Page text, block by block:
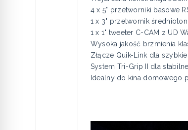
4 x 5" przetworniki basowe
1 x 3" przetwornik
1 x 1" tweeter C-CAM z UD
Wysoka jakość brzmienia
Złącze Quik-Link dla
System Tri-Grip II dla
Idealny do kina domowego